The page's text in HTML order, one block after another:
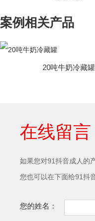
案例相关产品
20吨牛奶冷藏罐
在线留言
如果您对91抖音成人的产
您也可以在下面给91抖音
您的姓名：